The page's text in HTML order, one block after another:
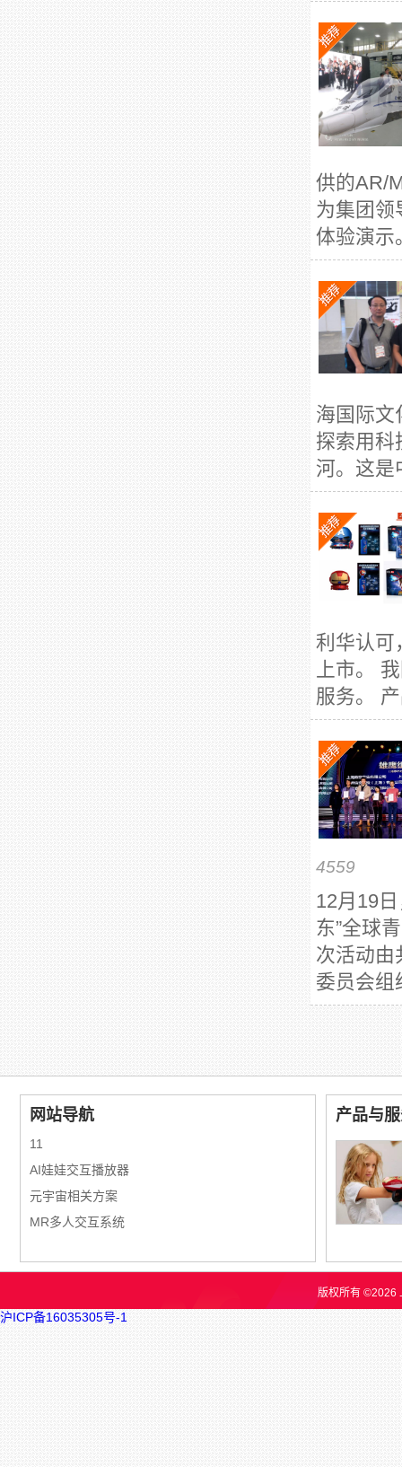
供的AR/
为集团领
体验演示
海国际
探索用科
河。这是
利华认可
上市。
服务。
4559
12月19
东”全球
次活动由
委员会组
网站导航
11
AI娃娃交互播放器
元宇宙相关方案
MR多人交互系统
产品与
版权所有 ©2026
沪ICP备16035305号-1